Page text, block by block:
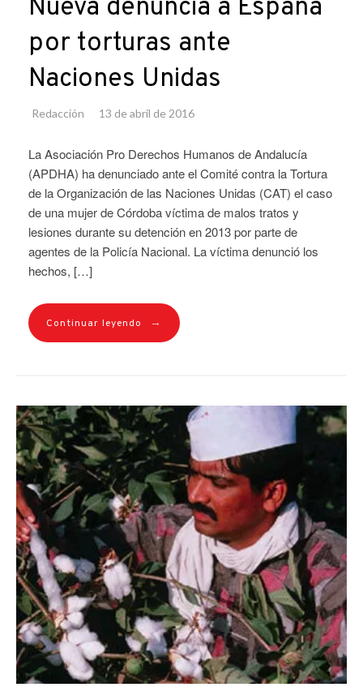
Nueva denuncia a España
por torturas ante
Naciones Unidas
Redacción 13 de abril de 2016
La Asociación Pro Derechos Humanos de Andalucía
(APDHA) ha denunciado ante el Comité contra la Tortura
de la Organización de las Naciones Unidas (CAT) el caso
de una mujer de Córdoba víctima de malos tratos y
lesiones durante su detención en 2013 por parte de
agentes de la Policía Nacional. La víctima denunció los
hechos, […]
Continuar leyendo →